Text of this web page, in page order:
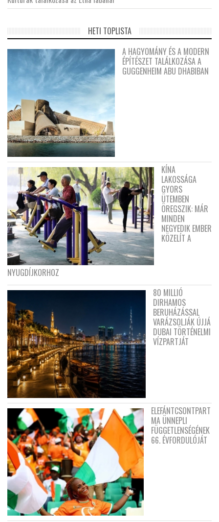
HETI TOPLISTA
A HAGYOMÁNY ÉS A MODERN
ÉPÍTÉSZET TALÁLKOZÁSA A
GUGGENHEIM ABU DHABIBAN
KÍNA
LAKOSSÁGA
GYORS
ÜTEMBEN
ÖREGSZIK: MÁR
MINDEN
NEGYEDIK EMBER
KÖZELÍT A
NYUGDÍJKORHOZ
80 MILLIÓ
DIRHAMOS
BERUHÁZÁSSAL
VARÁZSOLJÁK ÚJJÁ
DUBAI TÖRTÉNELMI
VÍZPARTJÁT
ELEFÁNTCSONTPART
MA ÜNNEPLI
FÜGGETLENSÉGÉNEK
66. ÉVFORDULÓJÁT